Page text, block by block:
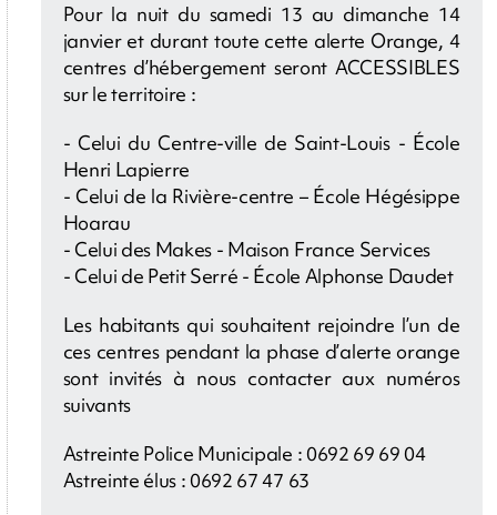
Pour la nuit du samedi 13 au dimanche 14
janvier et durant toute cette alerte Orange, 4
centres d’hébergement seront ACCESSIBLES
sur le territoire :
- Celui du Centre-ville de Saint-Louis - École
Henri Lapierre
- Celui de la Rivière-centre – École Hégésippe
Hoarau
- Celui des Makes - Maison France Services
- Celui de Petit Serré - École Alphonse Daudet
Les habitants qui souhaitent rejoindre l’un de
ces centres pendant la phase d’alerte orange
sont invités à nous contacter aux numéros
suivants
Astreinte Police Municipale : 0692 69 69 04
Astreinte élus : 0692 67 47 63